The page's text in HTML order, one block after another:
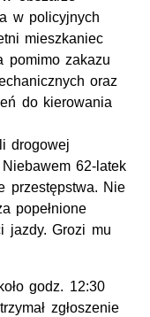
w policyjnych
mieszkaniec
pomimo zakazu
oraz
do kierowania
drogowej
62-latek
przestępstwa. Nie
popełnione
jazdy. Grozi mu
godz. 12:30
zgłoszenie